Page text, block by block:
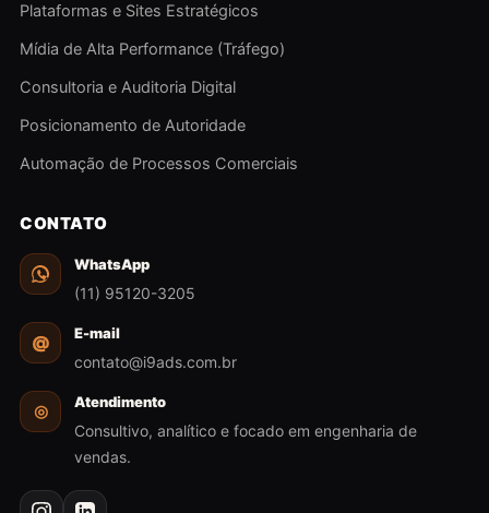
Plataformas e Sites Estratégicos
Mídia de Alta Performance (Tráfego)
Consultoria e Auditoria Digital
Posicionamento de Autoridade
Automação de Processos Comerciais
CONTATO
WhatsApp
(11) 95120-3205
@ E-mail
contato@i9ads.com.br
◎ Atendimento
Consultivo, analítico e focado em engenharia de
vendas.